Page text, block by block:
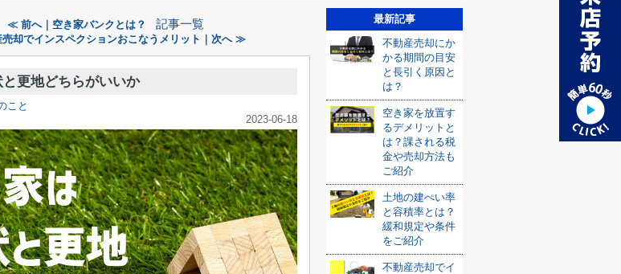
≪ 前へ｜空き家バンクとは？ 記事一覧
売却でインスペクションおこなうメリット｜次へ ≫
更地どちらがいいか
こと
2023-06-18
最新記事
不動産売却にか
かる期間の目安
と長引く原因と
は？
空き家を放置す
るデメリットと
は？課される税
金や売却方法も
ご紹介
土地の建ぺい率
と容積率とは？
緩和規定や条件
をご紹介
不動産売却でイ